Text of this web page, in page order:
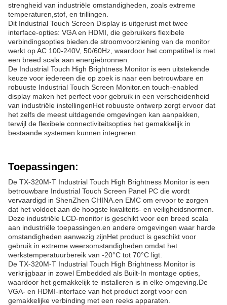
strengheid van industriële omstandigheden, zoals extreme
temperaturen,stof, en trillingen.
Dit Industrial Touch Screen Display is uitgerust met twee
interface-opties: VGA en HDMI, die gebruikers flexibele
verbindingsopties bieden.de stroomvoorziening van de monitor
werkt op AC 100-240V, 50/60Hz, waardoor het compatibel is met
een breed scala aan energiebronnen.
De Industrial Touch High Brightness Monitor is een uitstekende
keuze voor iedereen die op zoek is naar een betrouwbare en
robuuste Industrial Touch Screen Monitor.en touch-enabled
display maken het perfect voor gebruik in een verscheidenheid
van industriële instellingenHet robuuste ontwerp zorgt ervoor dat
het zelfs de meest uitdagende omgevingen kan aanpakken,
terwijl de flexibele connectiviteitsopties het gemakkelijk in
bestaande systemen kunnen integreren.
Toepassingen:
De TX-320M-T Industrial Touch High Brightness Monitor is een
betrouwbare Industrial Touch Screen Panel PC die wordt
vervaardigd in ShenZhen CHINA.en EMC om ervoor te zorgen
dat het voldoet aan de hoogste kwaliteits- en veiligheidsnormen.
Deze industriële LCD-monitor is geschikt voor een breed scala
aan industriële toepassingen.en andere omgevingen waar harde
omstandigheden aanwezig zijnHet product is geschikt voor
gebruik in extreme weersomstandigheden omdat het
werkstemperatuurbereik van -20°C tot 70°C ligt.
De TX-320M-T Industrial Touch High Brightness Monitor is
verkrijgbaar in zowel Embedded als Built-In montage opties,
waardoor het gemakkelijk te installeren is in elke omgeving.De
VGA- en HDMI-interface van het product zorgt voor een
gemakkelijke verbinding met een reeks apparaten.